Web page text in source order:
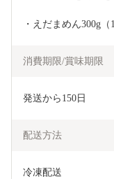
・えだまめん300g（
消費期限/賞味期限
発送から150日
配送方法
冷凍配送